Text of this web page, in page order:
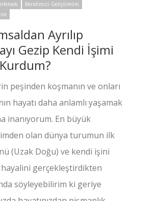
Kendimizi Geliştirelim
Ayrılıp
Gezip Kendi İşimi
peşinden koşmanın ve onları
hayatı daha anlamlı yaşamak
inanıyorum. En büyük
olan dünya turumun ilk
(Uzak Doğu) ve kendi işini
gerçekleştirdikten
söyleyebilirim ki geriye